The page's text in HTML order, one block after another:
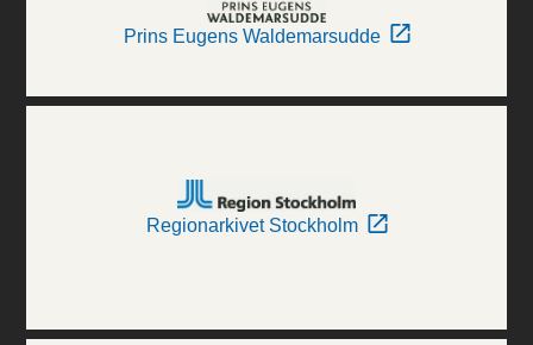
Prins Eugens Waldemarsudde
Regionarkivet Stockholm